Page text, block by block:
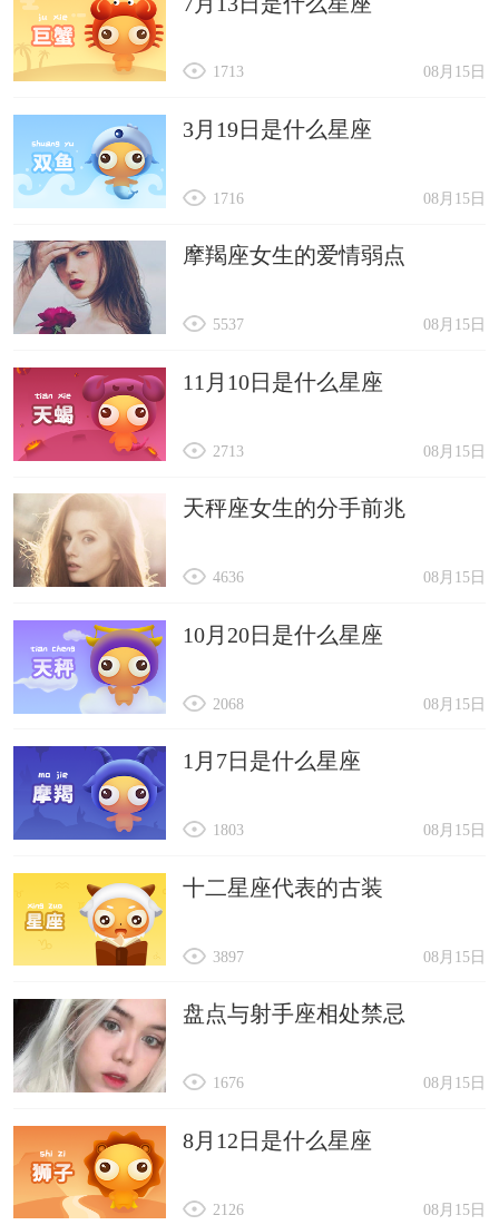
08月15日
1713
3月19日是什么星座
08月15日
1716
摩羯座女生的爱情弱点
08月15日
5537
11月10日是什么星座
08月15日
2713
天秤座女生的分手前兆
08月15日
4636
10月20日是什么星座
08月15日
2068
1月7日是什么星座
08月15日
1803
十二星座代表的古装
08月15日
3897
盘点与射手座相处禁忌
08月15日
1676
8月12日是什么星座
08月15日
2126